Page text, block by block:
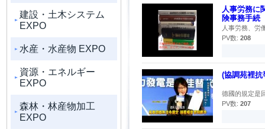
建設・土木システム
EXPO
水産・水産物 EXPO
資源・エネルギー
EXPO
森林・林産物加工
EXPO
人事労務
険事務手
人事労務、労
PV数: 208
(協調苑裡
德國的規定是
PV数: 207